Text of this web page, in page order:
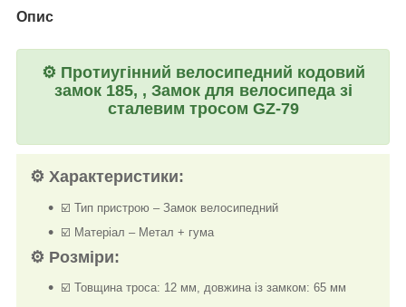
Опис
⚙️ Протиугінний велосипедний кодовий
замок 185, , Замок для велосипеда зі
сталевим тросом GZ-79
⚙️ Характеристики:
☑️ Тип пристрою – Замок велосипедний
☑️ Матеріал – Метал + гума
⚙️ Розміри:
☑️ Товщина троса: 12 мм, довжина із замком: 65 мм